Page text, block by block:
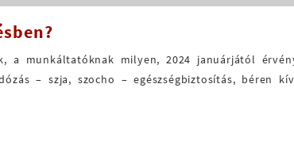
a munkáltatóknak milyen, 2024 januárjától
– szja, szocho – egészségbiztosítás, béren